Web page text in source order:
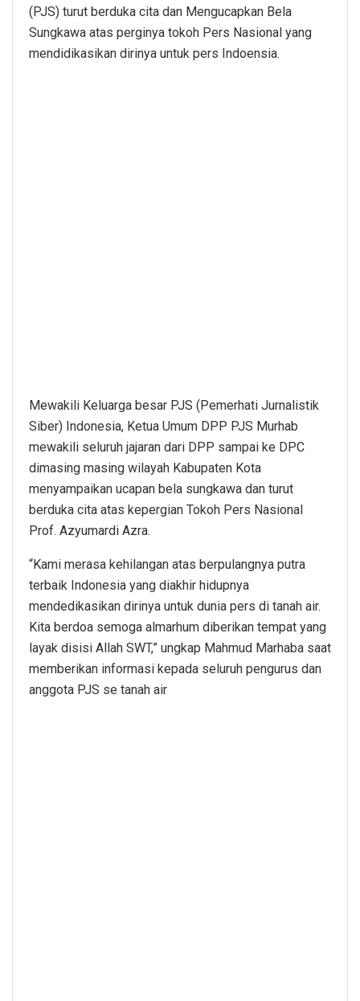
(PJS) turut berduka cita dan Mengucapkan Bela
Sungkawa atas perginya tokoh Pers Nasional yang
mendidikasikan dirinya untuk pers Indoensia.
Mewakili Keluarga besar PJS (Pemerhati Jurnalistik
Siber) Indonesia, Ketua Umum DPP PJS Murhab
mewakili seluruh jajaran dari DPP sampai ke DPC
dimasing masing wilayah Kabupaten Kota
menyampaikan ucapan bela sungkawa dan turut
berduka cita atas kepergian Tokoh Pers Nasional
Prof. Azyumardi Azra.
“Kami merasa kehilangan atas berpulangnya putra
terbaik Indonesia yang diakhir hidupnya
mendedikasikan dirinya untuk dunia pers di tanah air.
Kita berdoa semoga almarhum diberikan tempat yang
layak disisi Allah SWT,” ungkap Mahmud Marhaba saat
memberikan informasi kepada seluruh pengurus dan
anggota PJS se tanah air